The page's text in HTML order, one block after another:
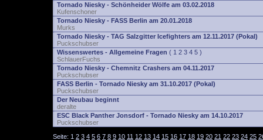
Tornado Niesky - Schönheider Wölfe am 03.02.2018
Kufenschoner
Tornado Niesky - FASS Berlin am 20.01.2018
Murks
Tornado Niesky - TAG Salzgitter Icefighters am 12.11.2017 (Pokal)
Puckschubser
Wissenswertes - Allgemeine Fragen ( 1 2 3 4 5 )
SchlauerFuchs
Tornado Niesky - Chemnitz Crashers am 04.11.2017
Puckschubser
FASS Berlin - Tornado Niesky am 31.10.2017 (Pokal)
Puckschubser
Der Neubau beginnt
deralte
ESC Black Panther Jonsdorf - Tornado Niesky am 14.10.2017
Puckschubser
Seite: 1 2 3 4 5 6 7 8 9 10 11 12 13 14 15 16 17 18 19 20 21 22 23 24 25